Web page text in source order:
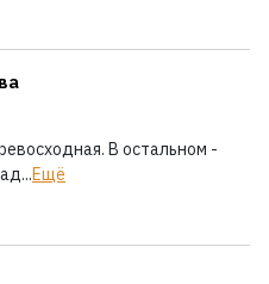
В остальном -
Ещё